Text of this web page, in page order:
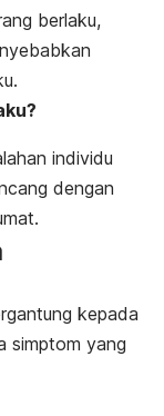
berlaku,
individu
dengan
kepada
simptom yang